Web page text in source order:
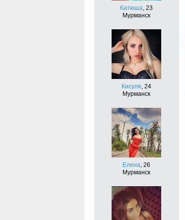
Катюша, 23
Мурманск
Кисуля, 24
Мурманск
Елена, 26
Мурманск